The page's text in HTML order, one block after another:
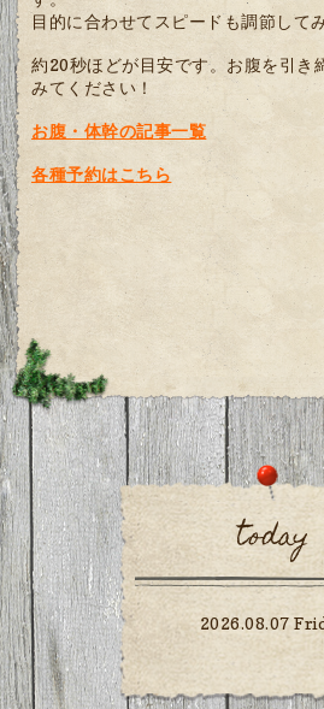
目的に合わせてスピードも調節して
約20秒ほどが目安です。お腹を引き
みてください！
お腹・体幹の記事一覧
各種予約はこちら
today
2026.08.07